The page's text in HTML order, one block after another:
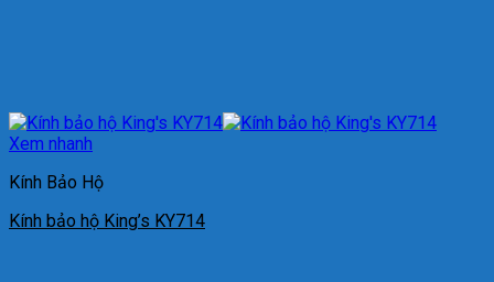
Xem nhanh
Kính Bảo Hộ
Kính bảo hộ King’s KY714